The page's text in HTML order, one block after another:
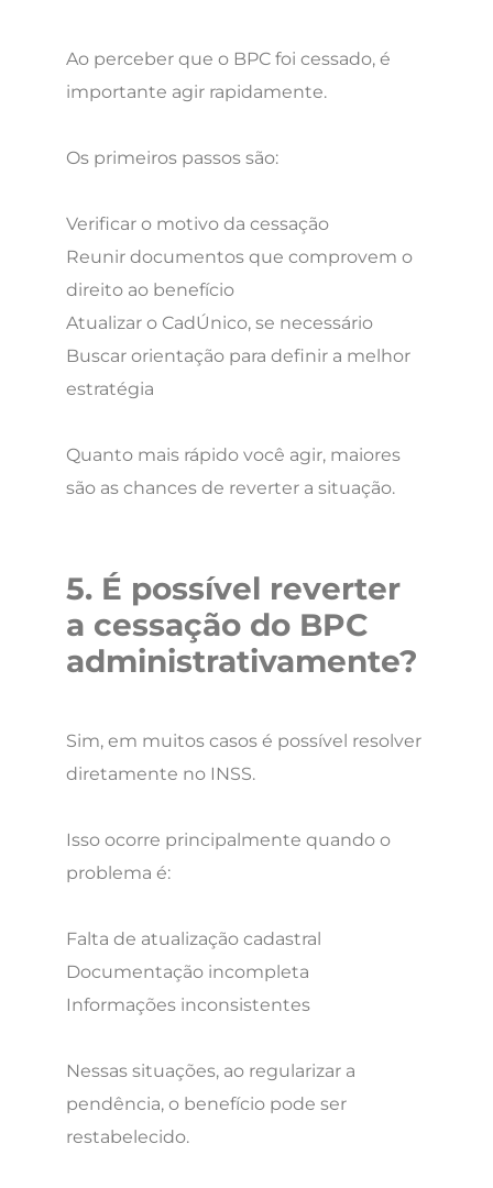
Ao perceber que o BPC foi cessado, é
importante agir rapidamente.
Os primeiros passos são:
Verificar o motivo da cessação
Reunir documentos que comprovem o
direito ao benefício
Atualizar o CadÚnico, se necessário
Buscar orientação para definir a melhor
estratégia
Quanto mais rápido você agir, maiores
são as chances de reverter a situação.
5. É possível reverter
a cessação do BPC
administrativamente?
Sim, em muitos casos é possível resolver
diretamente no INSS.
Isso ocorre principalmente quando o
problema é:
Falta de atualização cadastral
Documentação incompleta
Informações inconsistentes
Nessas situações, ao regularizar a
pendência, o benefício pode ser
restabelecido.